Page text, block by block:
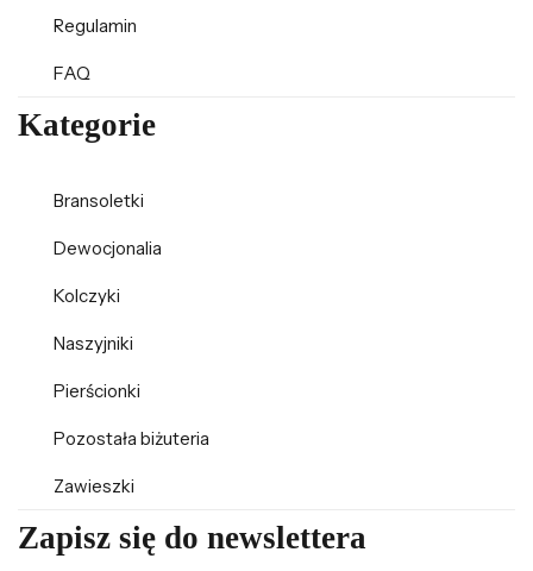
Regulamin
FAQ
Kategorie
Bransoletki
Dewocjonalia
Kolczyki
Naszyjniki
Pierścionki
Pozostała biżuteria
Zawieszki
Zapisz się do newslettera